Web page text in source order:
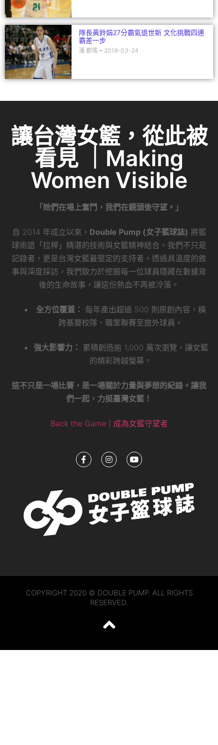
隊長黃鈴娟27分霸氣退世新 文化挑戰四連
霸差一步
潘 郡瑤 2018-03-24
讓台灣女籃，從此被
看見 ｜Making
Women Visible
「她們在場上奮鬥，我們在鏡頭後守望。」
自 2014 年成立以來， Double Pump (女子籃球誌) 將籃
球術語「拉桿」精湛的技術與女籃精神結合。我們不只是
記錄者，更是台灣女籃最堅定的支持者。透過具溫度的敘
事與深度採訪，我們致力於挖掘每一位球員隱藏在數據背
後的生命故事，讓這份熱血不再被冷落。
全方位覆蓋： 每年產出超過 500 則原創內容，橫
跨基層校隊、職業聯賽至旅外球員。
強大影響力：
累積創造逾 1,000 萬次瀏覽，讓女籃
的精彩跨越螢幕。
這不只是一場比賽，是一場關於力量與夢想的紀錄。讓我
們一起，力挺臺灣女籃！
Back the Game | 成為女籃守望者
COPYRIGHT 2020 © DOUBLE PUMP. ALL RIGHTS
RESERVED.